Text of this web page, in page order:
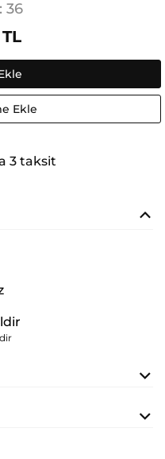
36
Ekle
3 taksit